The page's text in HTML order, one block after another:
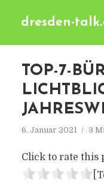
dresden-
TOP-7-
6. Januar 2021 3
Click to rate this